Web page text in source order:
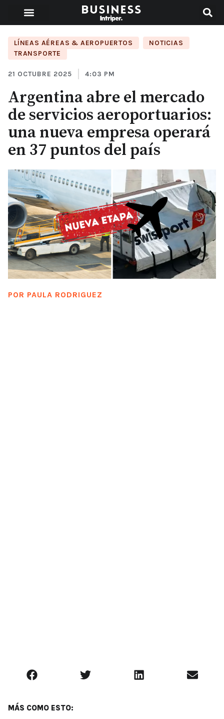
LÍNEAS AÉREAS & AEROPUERTOS NOTICIAS
TRANSPORTE
21 OCTUBRE 2025 4:03 PM
Argentina abre el mercado
de servicios aeroportuarios:
una nueva empresa operará
en 37 puntos del país
POR PAULA RODRIGUEZ
MÁS COMO ESTO: